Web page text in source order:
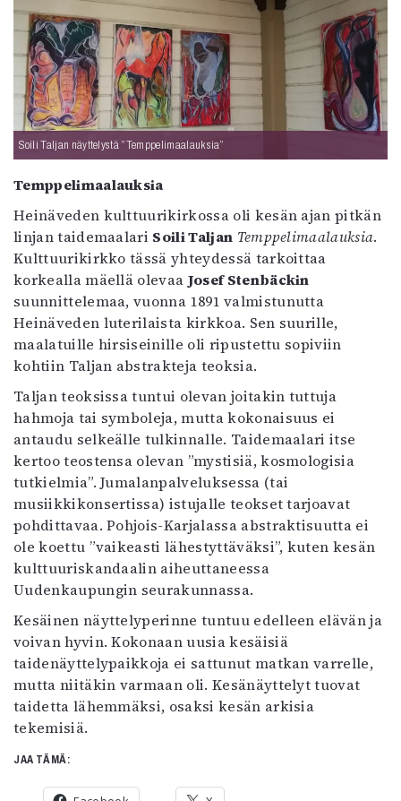
Soili Taljan näyttelystä ”Temppelimaalauksia”
Temppelimaalauksia
Heinäveden kulttuurikirkossa oli kesän ajan pitkän
linjan taidemaalari Soili Taljan Temppelimaalauksia.
Kulttuurikirkko tässä yhteydessä tarkoittaa
korkealla mäellä olevaa Josef Stenbäckin
suunnittelemaa, vuonna 1891 valmistunutta
Heinäveden luterilaista kirkkoa. Sen suurille,
maalatuille hirsiseinille oli ripustettu sopiviin
kohtiin Taljan abstrakteja teoksia.
Taljan teoksissa tuntui olevan joitakin tuttuja
hahmoja tai symboleja, mutta kokonaisuus ei
antaudu selkeälle tulkinnalle. Taidemaalari itse
kertoo teostensa olevan ”mystisiä, kosmologisia
tutkielmia”. Jumalanpalveluksessa (tai
musiikkikonsertissa) istujalle teokset tarjoavat
pohdittavaa. Pohjois-Karjalassa abstraktisuutta ei
ole koettu ”vaikeasti lähestyttäväksi”, kuten kesän
kulttuuriskandaalin aiheuttaneessa
Uudenkaupungin seurakunnassa.
Kesäinen näyttelyperinne tuntuu edelleen elävän ja
voivan hyvin. Kokonaan uusia kesäisiä
taidenäyttelypaikkoja ei sattunut matkan varrelle,
mutta niitäkin varmaan oli. Kesänäyttelyt tuovat
taidetta lähemmäksi, osaksi kesän arkisia
tekemisiä.
JAA TÄMÄ: